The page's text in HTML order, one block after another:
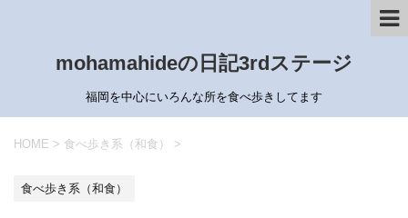
mohamahideの日記3rdステージ
福岡を中心にいろんな所を食べ歩きしてます
HOME > 食べ歩き系（和食） >
食べ歩き系（和食）